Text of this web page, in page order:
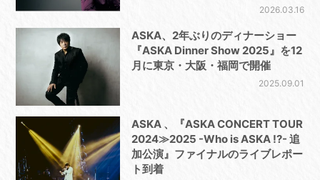
2026.03.16
ASKA、2年ぶりのディナーショー
『ASKA Dinner Show 2025』を12
月に東京・⼤阪・福岡で開催
2025.09.01
ASKA 、『ASKA CONCERT TOUR
2024≫2025 -Who is ASKA !?- 追
加公演』ファイナルのライブレポー
ト到着